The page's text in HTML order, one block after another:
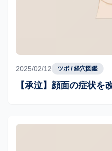
2025/02/12 ツボ / 経穴図鑑
【承泣】顔面の症状を